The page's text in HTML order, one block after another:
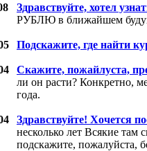
Здравствуйте, хотел
РУБЛЮ в ближайшем
Подскажите, где найти
Скажите, пожайлуста,
ли он расти? Конкретно,
года.
Здравствуйте! Хочется
несколько лет Всякие там
подскажите, пожалуйста,